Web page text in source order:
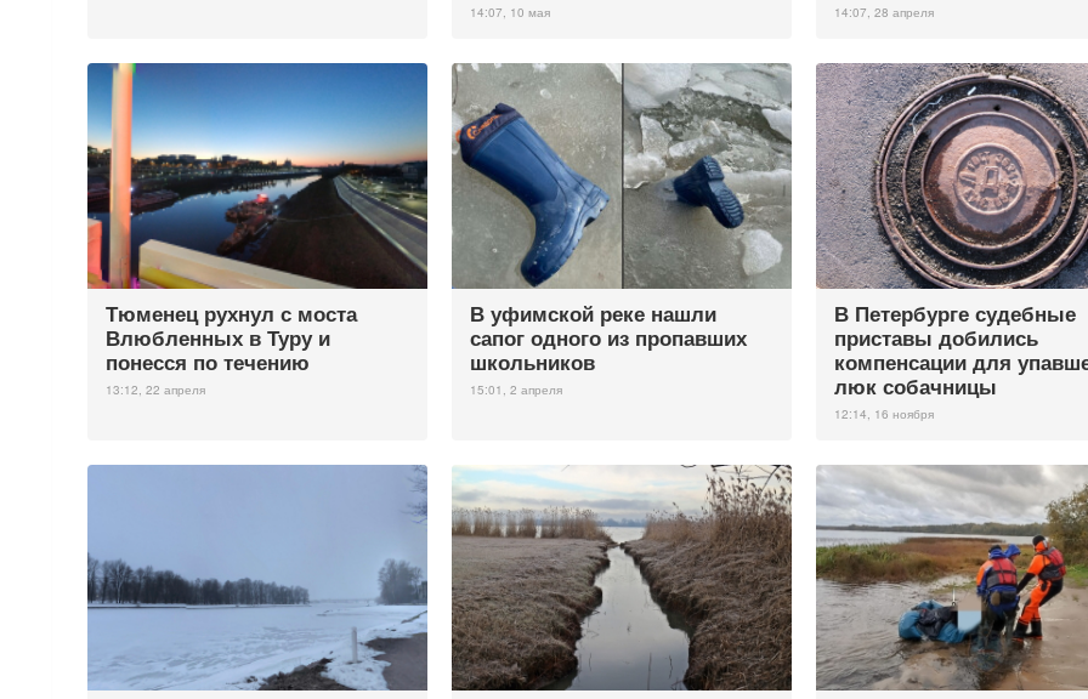
14:07, 10 мая 14:07, 28 апреля
Тюменец рухнул с моста
Влюбленных в Туру и
понесся по течению
13:12, 22 апреля
В уфимской реке нашли
сапог одного из пропавших
школьников
15:01, 2 апреля
В Петербурге судебные
приставы добились
компенсации для
люк собачницы
12:14, 16 ноября